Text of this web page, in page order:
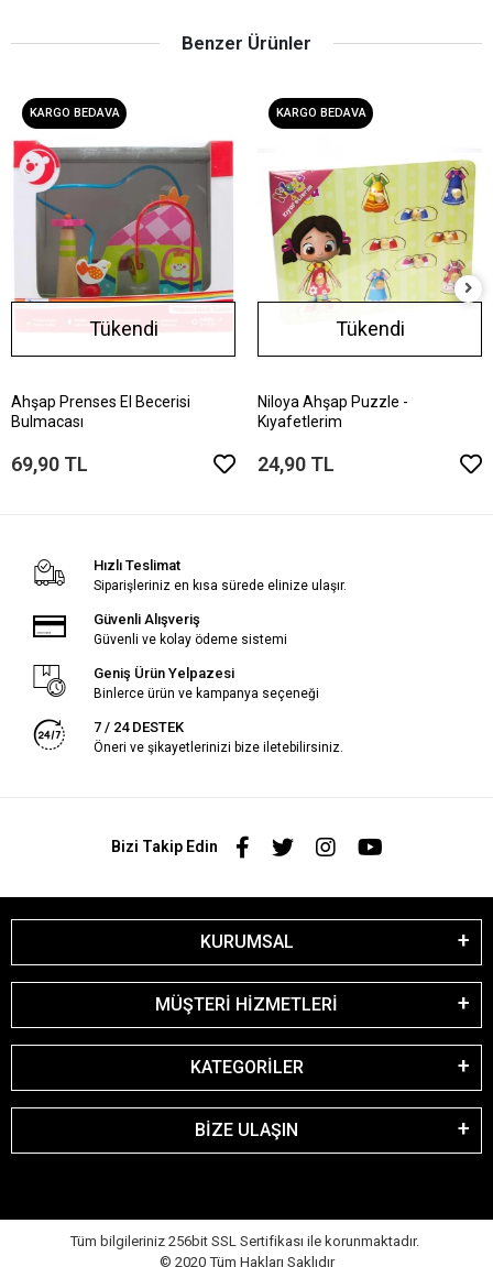
Benzer Ürünler
KARGO BEDAVA
Tükendi
Ahşap Prenses El Becerisi
Bulmacası
69,90 TL
KARGO BEDAVA
Tükendi
Niloya Ahşap Puzzle -
Kıyafetlerim
24,90 TL
Hızlı Teslimat
Siparişleriniz en kısa sürede elinize ulaşır.
Güvenli Alışveriş
Güvenli ve kolay ödeme sistemi
Geniş Ürün Yelpazesi
Binlerce ürün ve kampanya seçeneği
7 / 24 DESTEK
Öneri ve şikayetlerinizi bize iletebilirsiniz.
Bizi Takip Edin
KURUMSAL
MÜŞTERİ HİZMETLERİ
KATEGORİLER
BİZE ULAŞIN
Tüm bilgileriniz 256bit SSL Sertifikası ile korunmaktadır.
© 2020 Tüm Hakları Saklıdır